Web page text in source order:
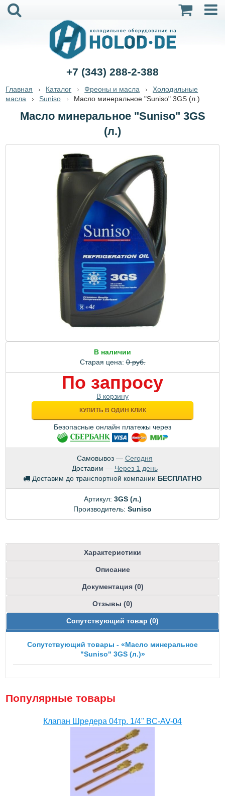
+7 (343) 288-2-388
Главная Каталог Фреоны и масла
Холодильные
масла
Suniso Масло минеральное "Suniso" 3GS (л.)
Масло минеральное "Suniso" 3GS
(л.)
В наличии
Старая цена:0 руб.
По запросу
В корзину
КУПИТЬ В ОДИН КЛИК
Безопасные онлайн платежы через
Самовывоз — Сегодня
Доставим — Через 1 день
Доставим до транспортной компании БЕСПЛАТНО
Артикул: 3GS (л.)
Производитель: Suniso
Характеристики
Описание
Документация (0)
Отзывы (0)
Сопутствующий товар (0)
Сопутствующий товары - «Масло минеральное
"Suniso" 3GS (л.)»
Популярные товары
Клапан Шредера 04тр. 1/4" BC-AV-04